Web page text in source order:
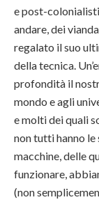
e post-
andare, dei
regalato il suo
della tecnica.
profondità il
mondo e agli
e molti dei quali
non tutti hanno le
macchine, delle
funzionare,
(non